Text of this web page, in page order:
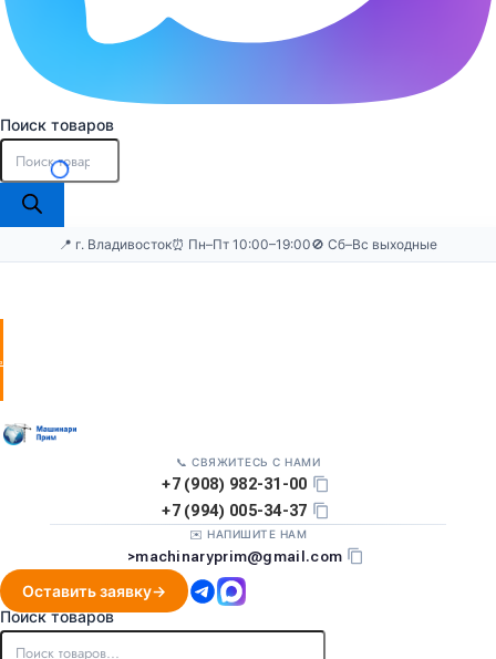
Поиск товаров
📍 г. Владивосток⏰ Пн–Пт 10:00–19:00🚫 Сб–Вс выходные
заявку
📞 СВЯЖИТЕСЬ С НАМИ
+7 (908) 982-31-00
+7 (994) 005-34-37
✉️ НАПИШИТЕ НАМ
>machinaryprim@gmail.com
Оставить заявку
Поиск товаров